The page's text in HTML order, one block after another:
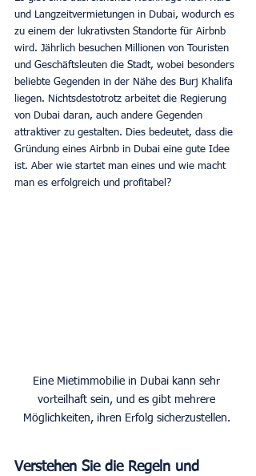
und Langzeitvermietungen in Dubai, wodurch es
zu einem der lukrativsten Standorte für Airbnb
wird. Jährlich besuchen Millionen von Touristen
und Geschäftsleuten die Stadt, wobei besonders
beliebte Gegenden in der Nähe des Burj Khalifa
liegen. Nichtsdestotrotz arbeitet die Regierung
von Dubai daran, auch andere Gegenden
attraktiver zu gestalten. Dies bedeutet, dass die
Gründung eines Airbnb in Dubai eine gute Idee
ist. Aber wie startet man eines und wie macht
man es erfolgreich und profitabel?
Eine Mietimmobilie in Dubai kann sehr
vorteilhaft sein, und es gibt mehrere
Möglichkeiten, ihren Erfolg sicherzustellen.
Verstehen Sie die Regeln und